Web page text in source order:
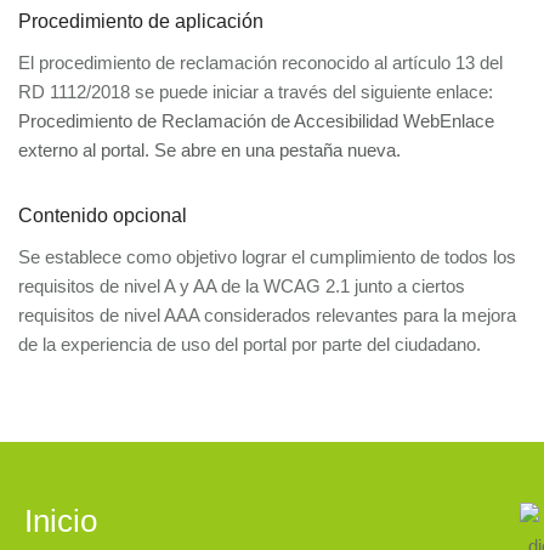
Procedimiento de aplicación
El procedimiento de reclamación reconocido al artículo 13 del
RD 1112/2018 se puede iniciar a través del siguiente enlace:
Procedimiento de Reclamación de Accesibilidad WebEnlace
externo al portal. Se abre en una pestaña nueva.
Contenido opcional
Se establece como objetivo lograr el cumplimiento de todos los
requisitos de nivel A y AA de la WCAG 2.1 junto a ciertos
requisitos de nivel AAA considerados relevantes para la mejora
de la experiencia de uso del portal por parte del ciudadano.
Inicio